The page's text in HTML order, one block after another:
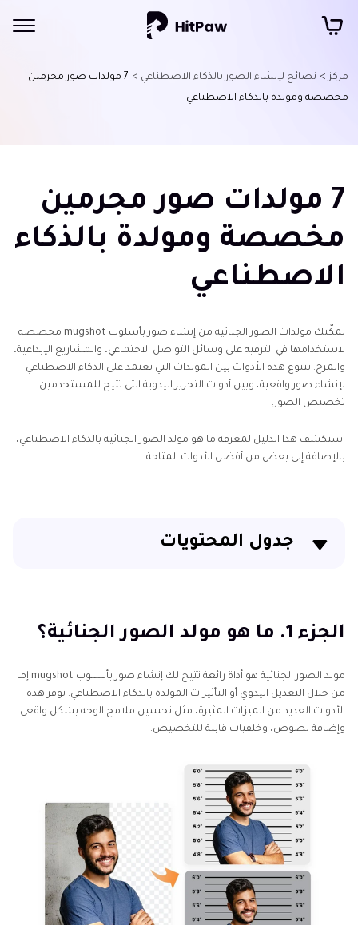
مركز > نصائح لإنشاء الصور بالذكاء الاصطناعي >
7 مولدات صور مجرمين
مخصصة ومولدة بالذكاء الاصطناعي
7 مولدات صور مجرمين
مخصصة ومولدة بالذكاء
الاصطناعي
تمكّنك مولدات الصور الجنائية من إنشاء صور بأسلوب mugshot مخصصة
لاستخدامها في الترفيه على وسائل التواصل الاجتماعي، والمشاريع الإبداعية،
والمرح. تتنوع هذه الأدوات بين المولدات التي تعتمد على الذكاء الاصطناعي
لإنشاء صور واقعية، وبين أدوات التحرير اليدوية التي تتيح للمستخدمين
تخصيص الصور.
استكشف هذا الدليل لمعرفة ما هو مولد الصور الجنائية بالذكاء الاصطناعي،
بالإضافة إلى بعض من أفضل الأدوات المتاحة.
جدول المحتويات
الجزء 2. 7 مولدات صور جنائية للمرح
الجزء 1. ما هو مولد الصور الجنائية؟
مولد الصور الجنائية هو أداة رائعة تتيح لك إنشاء صور بأسلوب mugshot إما
من خلال التعديل اليدوي أو التأثيرات المولدة بالذكاء الاصطناعي. توفر هذه
الأدوات العديد من الميزات المثيرة، مثل تحسين ملامح الوجه بشكل واقعي،
وإضافة نصوص، وخلفيات قابلة للتخصيص.